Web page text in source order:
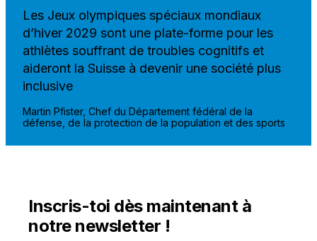
Les Jeux olympiques spéciaux mondiaux
d’hiver 2029 sont une plate-forme pour les
athlètes souffrant de troubles cognitifs et
aideront la Suisse à devenir une société plus
inclusive
Martin Pfister, Chef du Département fédéral de la
défense, de la protection de la population et des sports
Inscris-toi dès maintenant à
notre newsletter !